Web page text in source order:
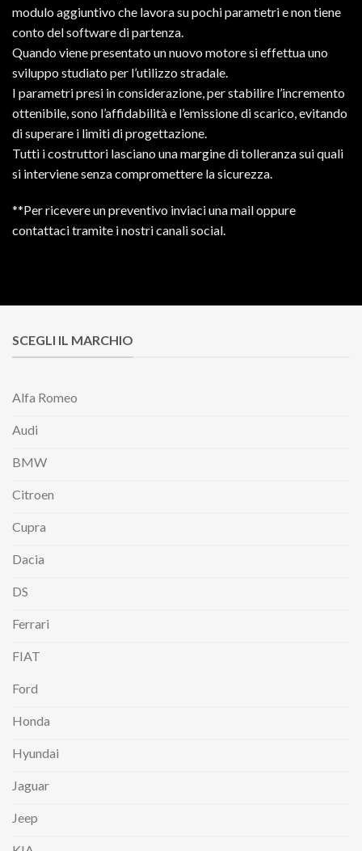
modulo aggiuntivo che lavora su pochi parametri e non tiene
conto del software di partenza.
Quando viene presentato un nuovo motore si effettua uno
sviluppo studiato per l’utilizzo stradale.
I parametri presi in considerazione, per stabilire l’incremento
ottenibile, sono l’affidabilità e l’emissione di scarico, evitando
di superare i limiti di progettazione.
Tutti i costruttori lasciano una margine di tolleranza sui quali
si interviene senza compromettere la sicurezza.
**Per ricevere un preventivo inviaci una mail oppure
contattaci tramite i nostri canali social.
SCEGLI IL MARCHIO
Alfa Romeo
Audi
BMW
Citroen
Cupra
Dacia
DS
Ferrari
FIAT
Ford
Honda
Hyundai
Jaguar
Jeep